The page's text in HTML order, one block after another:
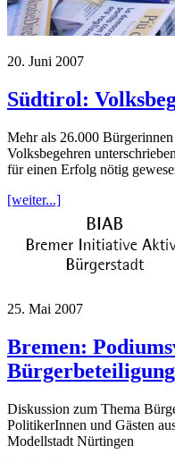
20. Juni 2007
Südtirol:
Mehr als 26.000
Volksbegehren
für einen Erfolg nötig
[weiter...]
25. Mai 2007
Bremen:
Diskussion zum Thema
PolitikerInnen und Gästen
Modellstadt Nürtingen